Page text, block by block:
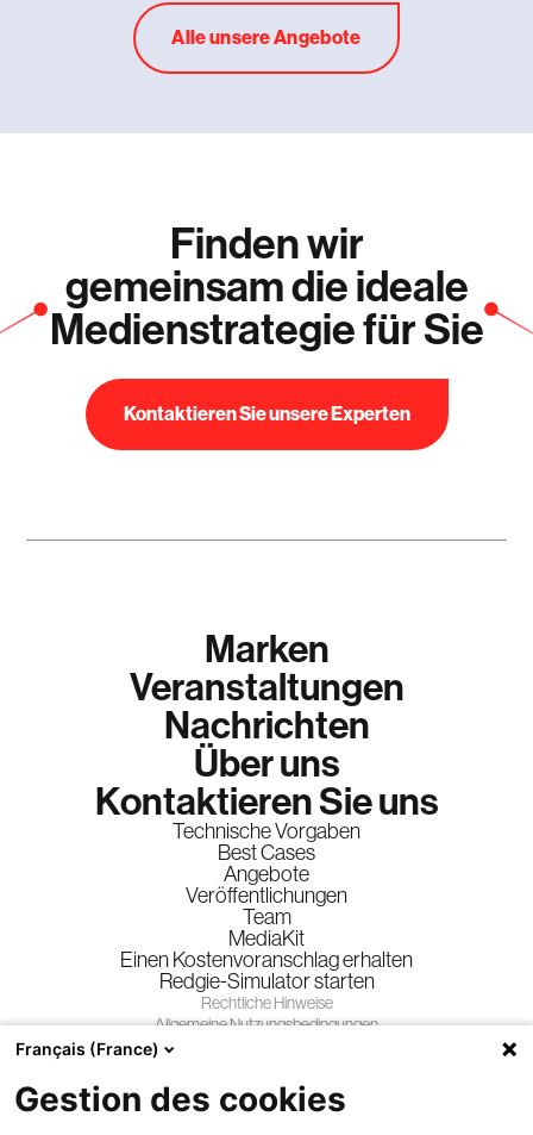
Alle unsere Angebote
Finden wir
gemeinsam die ideale
Medienstrategie für Sie
Kontaktieren Sie unsere Experten
Marken
Veranstaltungen
Nachrichten
Über uns
Kontaktieren Sie uns
Technische Vorgaben
Best Cases
Angebote
Veröffentlichungen
Team
MediaKit
Einen Kostenvoranschlag erhalten
Redgie-Simulator starten
Rechtliche Hinweise
Allgemeine Nutzungsbedingungen
Allgemeine Geschäftsbedingungen
Gewinnspiele
Folgen Sie uns
Français (France)
Gestion des cookies